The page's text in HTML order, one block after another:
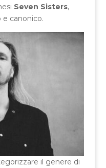
Seven Sisters,
e canonico.
il genere di